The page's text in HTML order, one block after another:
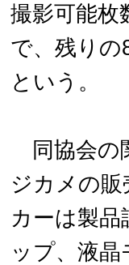
撮影可能枚
で、残り
という。
同協会の
ジカメの
カーは製
ップ、液